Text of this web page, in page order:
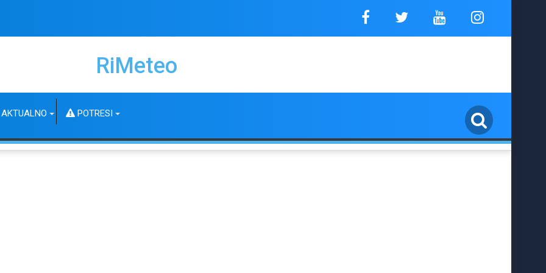
RiMeteo
AKTUALNO POTRESI